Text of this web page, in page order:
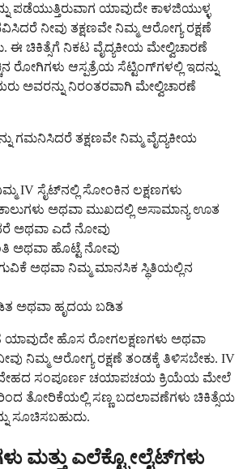
ಪಡೆಯುತ್ತಿರುವಾಗ ಯಾವುದೇ ಕಾಳಜಿಯುಳ್ಳ
ನೀವು ತಕ್ಷಣವೇ ನಿಮ್ಮ ಆರೋಗ್ಯ ರಕ್ಷಣೆ
ಈ ಚಿಕಿತ್ಸೆಗೆ ನಿಕಟ ವೈದ್ಯಕೀಯ ಮೇಲ್ವಿಚಾರಣೆ
ರೋಗಿಗಳು ಆಸ್ಪತ್ರೆಯ ಸೆಟ್ಟಿಂಗ್‌ಗಳಲ್ಲಿ ಇದನ್ನು
ಅವರನ್ನು ನಿರಂತರವಾಗಿ ಮೇಲ್ವಿಚಾರಣೆ
ಗಮನಿಸಿದರೆ ತಕ್ಷಣವೇ ನಿಮ್ಮ ವೈದ್ಯಕೀಯ
IV ಸೈಟ್‌ನಲ್ಲಿ ಸೋಂಕಿನ ಲಕ್ಷಣಗಳು
ಅಥವಾ ಮುಖದಲ್ಲಿ ಅಸಾಮಾನ್ಯ ಊತ
ಅಥವಾ ಎದೆ ನೋವು
ಅಥವಾ ಹೊಟ್ಟೆ ನೋವು
ಅಥವಾ ನಿಮ್ಮ ಮಾನಸಿಕ ಸ್ಥಿತಿಯಲ್ಲಿನ
ಅಥವಾ ಹೃದಯ ಬಡಿತ
ಹೊಸ ರೋಗಲಕ್ಷಣಗಳು ಅಥವಾ
ನಿಮ್ಮ ಆರೋಗ್ಯ ರಕ್ಷಣೆ ತಂಡಕ್ಕೆ ತಿಳಿಸಬೇಕು. IV
ದೇಹದ ಸಂಪೂರ್ಣ ಚಯಾಪಚಯ ಕ್ರಿಯೆಯ ಮೇಲೆ
ತೋರಿಕೆಯಲ್ಲಿ ಸಣ್ಣ ಬದಲಾವಣೆಗಳು ಚಿಕಿತ್ಸೆಯ
ಸೂಚಿಸಬಹುದು.
ಮತ್ತು ಎಲೆಕ್ಟ್ರೋಲೈಟ್‌ಗಳು